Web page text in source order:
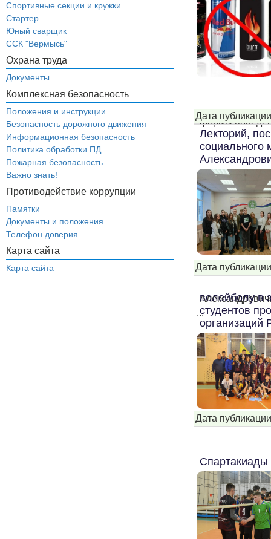
Спортивные секции и кружки
Стартер
Юный сварщик
ССК "Вермысь"
Охрана труда
Документы
Комплексная безопасность
Положения и инструкции
Безопасность дорожного движения
Информационная безопасность
Политика обработки ПД
Пожарная безопасность
Важно знать!
Противодействие коррупции
Памятки
Документы и положения
Телефон доверия
Карта сайта
Карта сайта
формы
Дата
Лекторий,
социального
...
Дата
волейболу в
студентов
организаций
Дата
Спартакиады